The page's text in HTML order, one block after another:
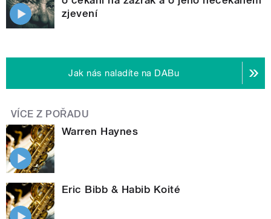
zjevení
Jak nás naladíte na DABu
VÍCE Z POŘADU
Warren Haynes
Eric Bibb & Habib Koité